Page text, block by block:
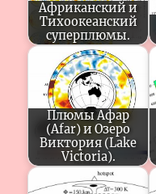
Африканский и
Тихоокеанский
суперплюмы.
Плюмы Афар
(Afar) и Озеро
Виктория (Lake
Victoria).